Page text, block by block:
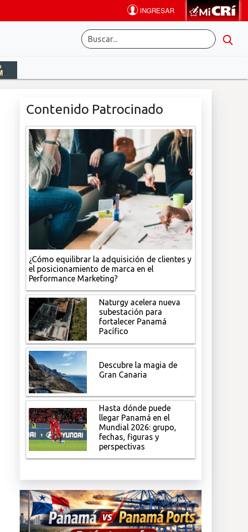
Contenido Patrocinado
¿Cómo equilibrar la adquisición de clientes y
el posicionamiento de marca en el
Performance Marketing?
Naturgy acelera nueva
subestación para
fortalecer Panamá
Pacífico
Descubre la magia de
Gran Canaria
Hasta dónde puede
llegar Panamá en el
Mundial 2026: grupo,
fechas, figuras y
perspectivas